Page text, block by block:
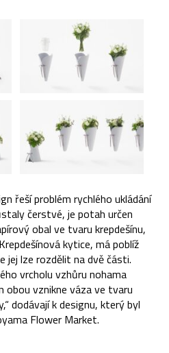
řeší problém rychlého ukládání
čerstvé, je potah určen
obal ve tvaru krepdešínu,
kytice, má poblíž
jej lze rozdělit na dvě části.
vrcholu vzhůru nohama
obou vznikne váza ve tvaru
dodávají k designu, který byl
Flower Market.